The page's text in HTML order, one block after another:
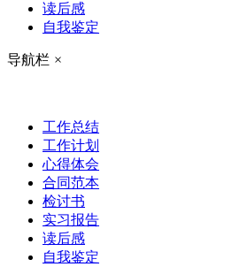
读后感
自我鉴定
导航栏 ×
工作总结
工作计划
心得体会
合同范本
检讨书
实习报告
读后感
自我鉴定